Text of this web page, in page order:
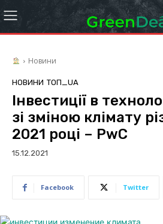
Новини
НОВИНИ ТОП_UA
Інвестиції в
зі зміною клімату
2021 році – PwC
15.12.2021
Facebook Twitter